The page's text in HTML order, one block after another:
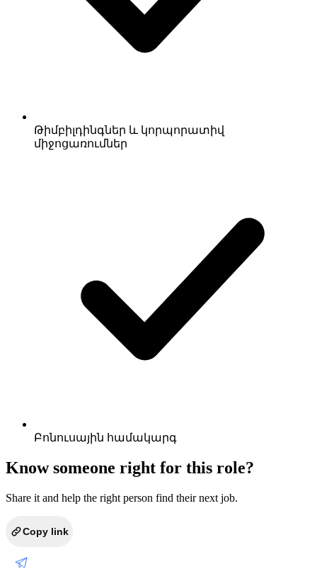
Թիմբիլդինգներ և կորպորատիվ
միջոցառումներ
Բոնուսային համակարգ
Know someone right for this role?
Share it and help the right person find their next job.
Copy link